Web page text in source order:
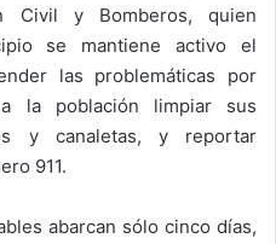
Civil y Bomberos, quien
se mantiene activo el
las problemáticas por
la población limpiar sus
y canaletas, y reportar
911.
abarcan sólo cinco días,